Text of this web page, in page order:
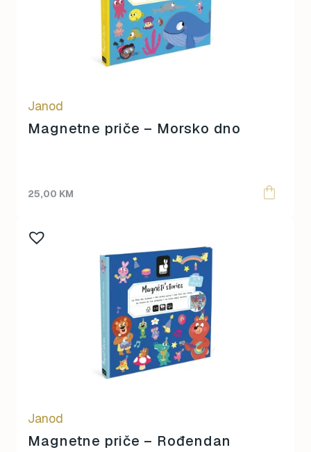
Janod
Magnetne priče – Morsko dno
25,00 KM
Janod
Magnetne priče – Rođendan